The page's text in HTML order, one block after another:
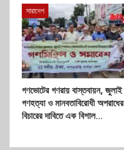
সারাদেশ
গণভোটের গণরায় বাস্তবায়ন, জুলাই
গণহত্যা ও মানবতাবিরোধী অপরাধের
বিচারের দাবিতে এক বিশাল…